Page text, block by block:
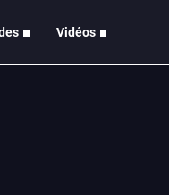
Vidéos